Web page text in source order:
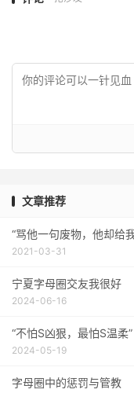
文章推荐
“骂他一句废物，他却给
2021-03-31
宁夏字母圈交友我很好
2024-06-16
“不怕S凶狠，最怕S温柔”
2024-05-19
字母圈中的惩罚与管教